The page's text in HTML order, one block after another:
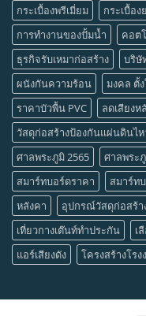
กระเบื้องพรีเมี่ยม
กระเบื้อ
การทำงานของปั้มน้ำ
คอต
ธุรกิจรับเหมาก่อสร้าง
บริษั
ผนังกันความร้อน
มงคล ตั้
ราคาบัวพื้น PVC
ลดเสียงห
วัสดุก่อสร้างป้องกันแผ่นดินไ
ศาลพระภูมิ 2565
ศาลพระ
สมาร์ทบอร์ดราคา
สมาร์ท
หลังคา
อุปกรณ์วัสดุก่อสร้า
เที่ยวกางเต๊นท์ทำประกัน
เ
แอร์เสียงดัง
โครงสร้างโรง